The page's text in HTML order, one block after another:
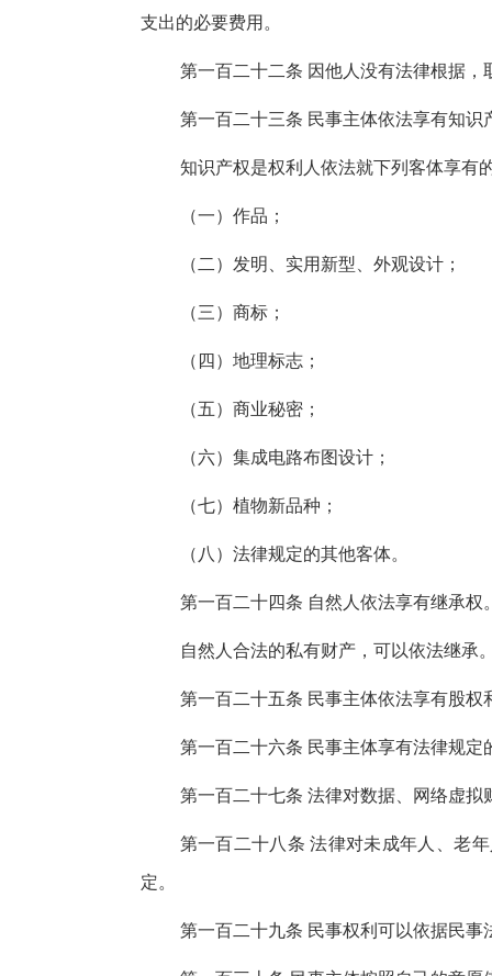
支出的必要费用。
第一百二十二条 因他人没有法律根据
第一百二十三条 民事主体依法享有知识
知识产权是权利人依法就下列客体享有
（一）作品；
（二）发明、实用新型、外观设计；
（三）商标；
（四）地理标志；
（五）商业秘密；
（六）集成电路布图设计；
（七）植物新品种；
（八）法律规定的其他客体。
第一百二十四条 自然人依法享有继承权
自然人合法的私有财产，可以依法继承
第一百二十五条 民事主体依法享有股权
第一百二十六条 民事主体享有法律规定
第一百二十七条 法律对数据、网络虚
第一百二十八条 法律对未成年人、老
定。
第一百二十九条 民事权利可以依据民